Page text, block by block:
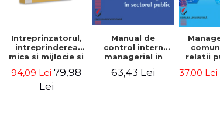
Intreprinzatorul,
intreprinderea
mica si mijlocie si
intreprenorial -
Ovidiu Nicolescu,
94,09 Lei79,98
Lei
Manual de
control intern
managerial in
sectorul public -
Jean-Pierre
63,43 Lei
relatii
37,00 Lei